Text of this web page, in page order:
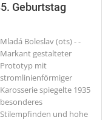
Geburtstag
Mladá Boleslav (ots) - -
Markant gestalteter
Prototyp mit
stromlinienförmiger
Karosserie spiegelte 1935
besonderes
Stilempfinden und hohe